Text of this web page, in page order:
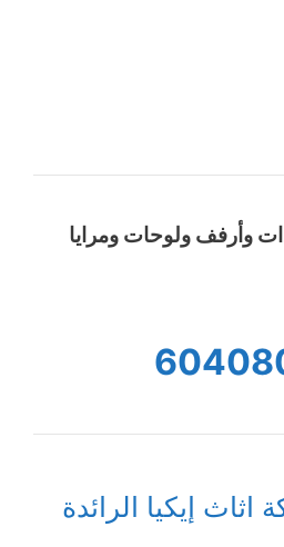
وأرفف ولوحات ومرايا
إيكيا الرائدة